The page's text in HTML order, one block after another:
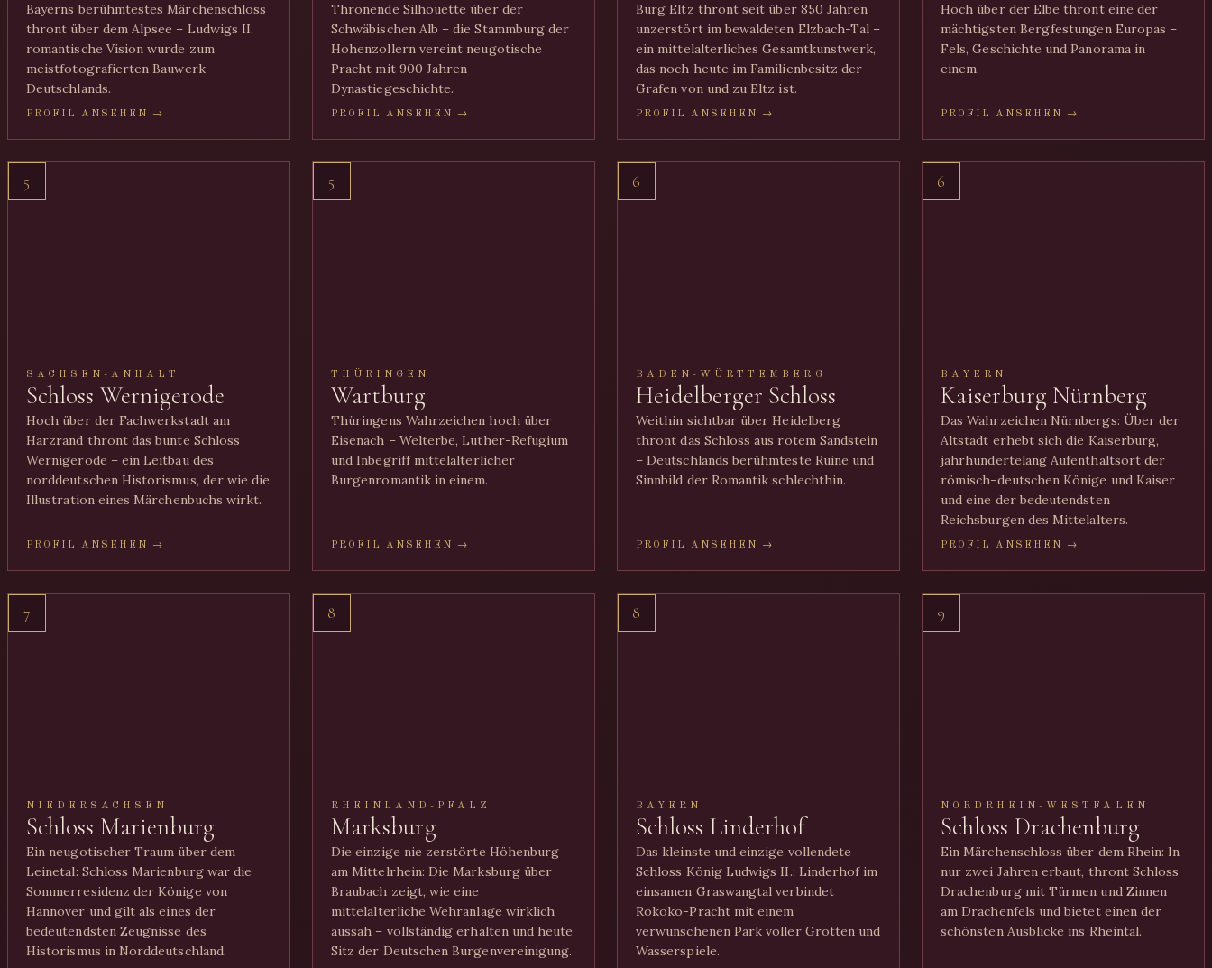
Bayerns berühmtestes Märchenschloss
thront über dem Alpsee – Ludwigs II.
romantische Vision wurde zum
meistfotografierten Bauwerk
Deutschlands.
PROFIL ANSEHEN →
Thronende Silhouette über der
Schwäbischen Alb – die Stammburg der
Hohenzollern vereint neugotische
Pracht mit 900 Jahren
Dynastiegeschichte.
PROFIL ANSEHEN →
Burg Eltz thront seit über 850 Jahren
unzerstört im bewaldeten Elzbach-Tal –
ein mittelalterliches Gesamtkunstwerk,
das noch heute im Familienbesitz der
Grafen von und zu Eltz ist.
PROFIL ANSEHEN →
Hoch über der Elbe thront eine der
mächtigsten Bergfestungen Europas –
Fels, Geschichte und Panorama in
einem.
PROFIL ANSEHEN →
5
SACHSEN-ANHALT
Schloss Wernigerode
Hoch über der Fachwerkstadt am
Harzrand thront das bunte Schloss
Wernigerode – ein Leitbau des
norddeutschen Historismus, der wie die
Illustration eines Märchenbuchs wirkt.
PROFIL ANSEHEN →
5
THÜRINGEN
Wartburg
Thüringens Wahrzeichen hoch über
Eisenach – Welterbe, Luther-Refugium
und Inbegriff mittelalterlicher
Burgenromantik in einem.
PROFIL ANSEHEN →
6
BADEN-WÜRTTEMBERG
Heidelberger Schloss
Weithin sichtbar über Heidelberg
thront das Schloss aus rotem Sandstein
– Deutschlands berühmteste Ruine und
Sinnbild der Romantik schlechthin.
PROFIL ANSEHEN →
6
BAYERN
Kaiserburg Nürnberg
Das Wahrzeichen Nürnbergs: Über der
Altstadt erhebt sich die Kaiserburg,
jahrhundertelang Aufenthaltsort der
römisch-deutschen Könige und Kaiser
und eine der bedeutendsten
Reichsburgen des Mittelalters.
PROFIL ANSEHEN →
7
NIEDERSACHSEN
Schloss Marienburg
Ein neugotischer Traum über dem
Leinetal: Schloss Marienburg war die
Sommerresidenz der Könige von
Hannover und gilt als eines der
bedeutendsten Zeugnisse des
Historismus in Norddeutschland.
8
RHEINLAND-PFALZ
Marksburg
Die einzige nie zerstörte Höhenburg
am Mittelrhein: Die Marksburg über
Braubach zeigt, wie eine
mittelalterliche Wehranlage wirklich
aussah – vollständig erhalten und heute
Sitz der Deutschen Burgenvereinigung.
8
BAYERN
Schloss Linderhof
Das kleinste und einzige vollendete
Schloss König Ludwigs II.: Linderhof im
einsamen Graswangtal verbindet
Rokoko-Pracht mit einem
verwunschenen Park voller Grotten und
Wasserspiele.
9
NORDRHEIN-WESTFALEN
Schloss Drachenburg
Ein Märchenschloss über dem Rhein: In
nur zwei Jahren erbaut, thront Schloss
Drachenburg mit Türmen und Zinnen
am Drachenfels und bietet einen der
schönsten Ausblicke ins Rheintal.